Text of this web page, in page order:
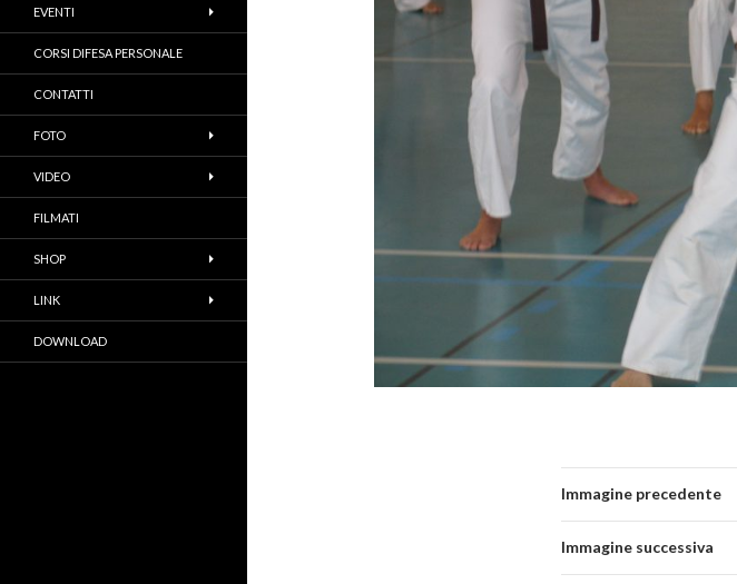
Immagine precedente
Immagine successiva
EVENTI
CORSI DIFESA PERSONALE
CONTATTI
FOTO
VIDEO
FILMATI
SHOP
LINK
DOWNLOAD